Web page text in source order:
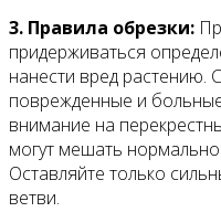
3. Правила обрезки:
придерживаться
нанести вред растению.
поврежденные и
внимание на
могут мешать
Оставляйте только
ветви.